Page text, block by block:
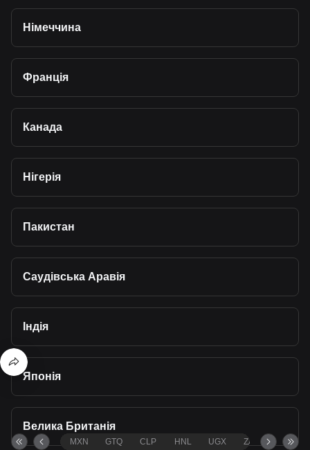
Німеччина
Франція
Канада
Нігерія
Пакистан
Саудівська Аравія
Індія
Японія
Велика Британія
MXN GTQ CLP HNL UGX ZAR TND